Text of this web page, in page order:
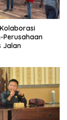
Perusahaan
Jalan